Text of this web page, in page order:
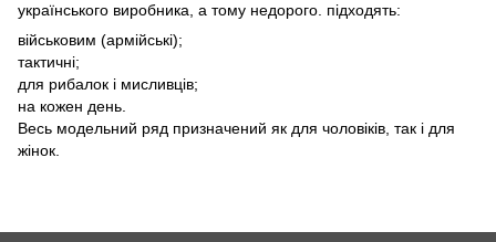
українського виробника, а тому недорого. підходять:
військовим (армійські);
тактичні;
для рибалок і мисливців;
на кожен день.
Весь модельний ряд призначений як для чоловіків, так і для
жінок.